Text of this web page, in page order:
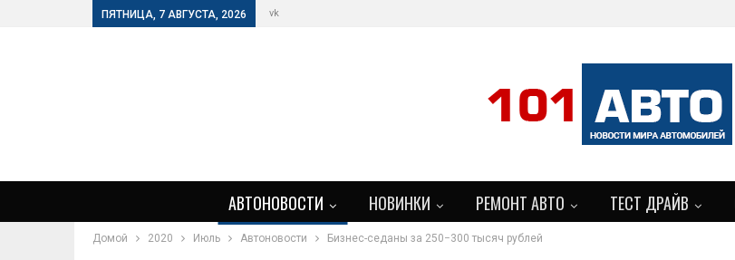
ПЯТНИЦА, 7 АВГУСТА, 2026 vk
АВТОНОВОСТИ НОВИНКИ РЕМОНТ АВТО ТЕСТ ДРАЙВ
Домой 2020 Июль Автоновости Бизнес-седаны за 250−300 тысяч рублей